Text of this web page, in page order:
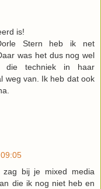
is!
Stern heb ik net
was het dus nog wel
die techniek in haar
weg van. Ik heb dat ook
bij je mixed media
die ik nog niet heb en